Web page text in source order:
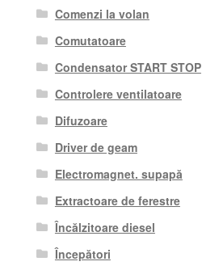
Comenzi la volan
Comutatoare
Condensator START STOP
Controlere ventilatoare
Difuzoare
Driver de geam
Electromagnet. supapă
Extractoare de ferestre
Încălzitoare diesel
Începători